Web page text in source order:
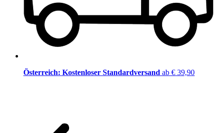
Österreich: Kostenloser Standardversand ab € 39,90